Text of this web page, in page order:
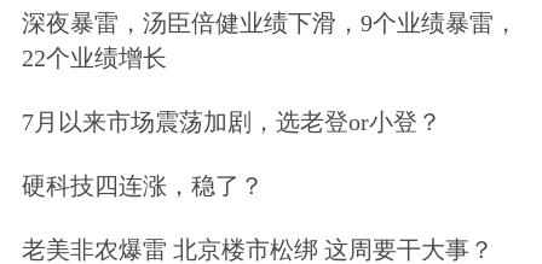
行为的事实、性质、情节与社会危害程
度，依据《证券法》第一百九十七条第
二款的规定，深圳证监局对涉事相关方
做出顶格处罚。
根据《事先告知书》，对*ST广道责令
深夜暴雷，汤臣倍健业绩下滑，9个业绩暴雷，
22个业绩增长
7月以来市场震荡加剧，选老登or小登？
硬科技四连涨，稳了？
老美非农爆雷 北京楼市松绑 这周要干大事？